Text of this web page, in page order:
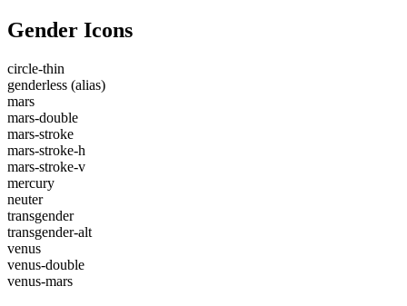
Gender Icons
circle-thin
genderless (alias)
mars
mars-double
mars-stroke
mars-stroke-h
mars-stroke-v
mercury
neuter
transgender
transgender-alt
venus
venus-double
venus-mars